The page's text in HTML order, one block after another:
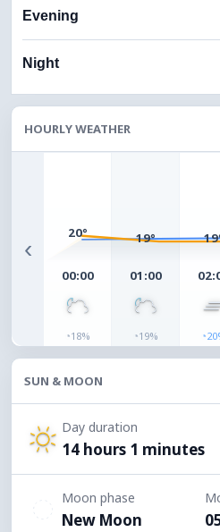
Evening
Night
HOURLY WEATHER
‹
20°
00:00
◔18%
19°
01:00
◔19% ◔
SUN & MOON
Day duration
14 hours 1 minutes
Moon phase
New Moon